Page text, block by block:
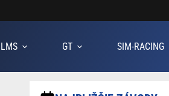
LMS GT SIM-RACING